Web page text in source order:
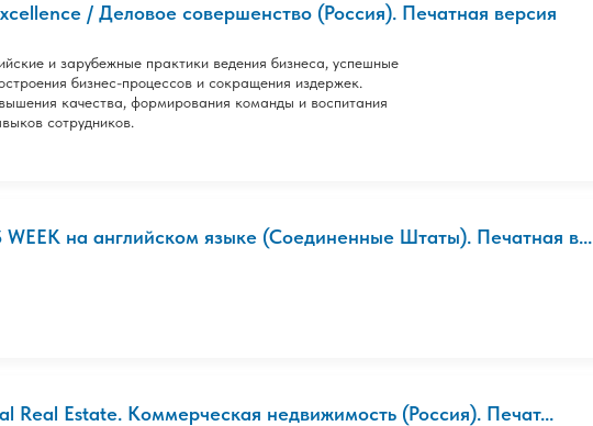
/ Деловое совершенство (Россия). Печатная версия
и зарубежные практики ведения бизнеса, успешные
бизнес-процессов и сокращения издержек.
качества, формирования команды и воспитания
сотрудников.
WEEK на английском языке (Соединенные Штаты). Печатная в...
Real Estate. Коммерческая недвижимость (Россия). Печат...